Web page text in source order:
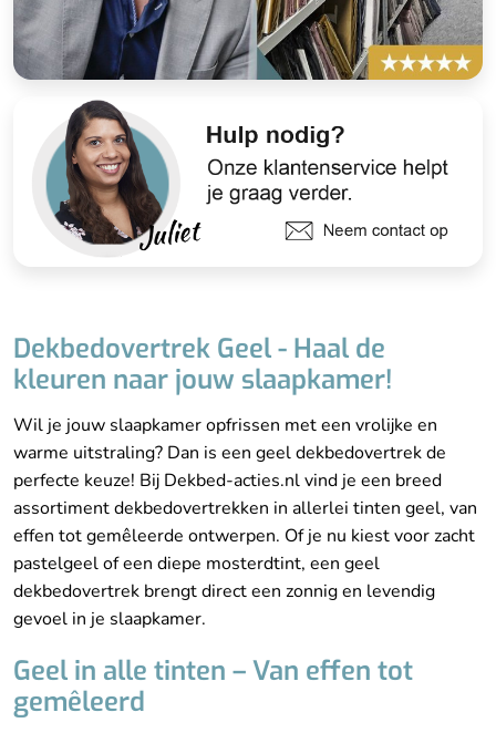
Dekbedovertrek Geel - Haal de
kleuren naar jouw slaapkamer!
Wil je jouw slaapkamer opfrissen met een vrolijke en
warme uitstraling? Dan is een geel dekbedovertrek de
perfecte keuze! Bij Dekbed-acties.nl vind je een breed
assortiment dekbedovertrekken in allerlei tinten geel, van
effen tot gemêleerde ontwerpen. Of je nu kiest voor zacht
pastelgeel of een diepe mosterdtint, een geel
dekbedovertrek brengt direct een zonnig en levendig
gevoel in je slaapkamer.
Geel in alle tinten – Van effen tot
gemêleerd